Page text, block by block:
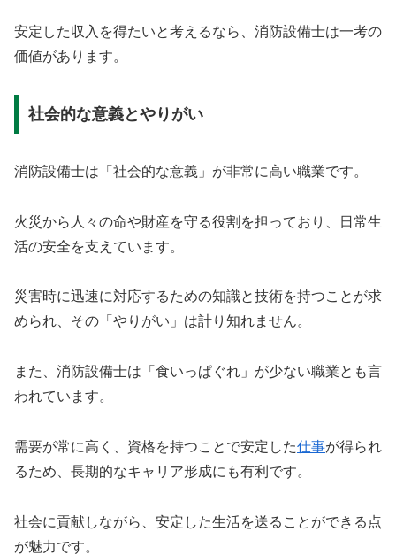
安定した収入を得たいと考えるなら、消防設備士は一考の
価値があります。
社会的な意義とやりがい
消防設備士は「社会的な意義」が非常に高い職業です。
火災から人々の命や財産を守る役割を担っており、日常生
活の安全を支えています。
災害時に迅速に対応するための知識と技術を持つことが求
められ、その「やりがい」は計り知れません。
また、消防設備士は「食いっぱぐれ」が少ない職業とも言
われています。
需要が常に高く、資格を持つことで安定した仕事が得られ
るため、長期的なキャリア形成にも有利です。
社会に貢献しながら、安定した生活を送ることができる点
が魅力です。